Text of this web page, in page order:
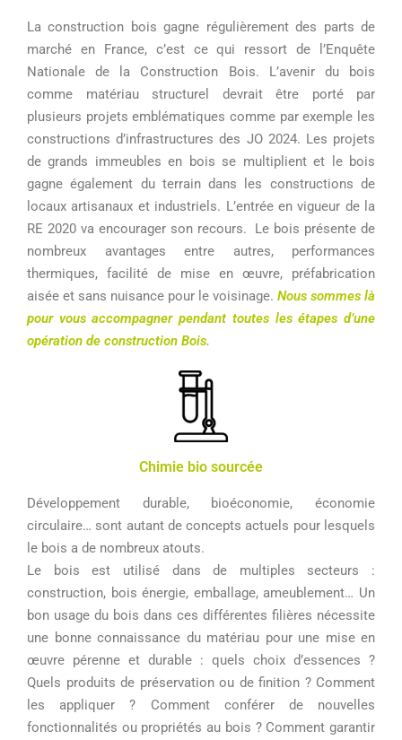
La construction bois gagne régulièrement des parts de
marché en France, c’est ce qui ressort de l’Enquête
Nationale de la Construction Bois. L’avenir du bois
comme matériau structurel devrait être porté par
plusieurs projets emblématiques comme par exemple les
constructions d’infrastructures des JO 2024. Les projets
de grands immeubles en bois se multiplient et le bois
gagne également du terrain dans les constructions de
locaux artisanaux et industriels. L’entrée en vigueur de la
RE 2020 va encourager son recours. Le bois présente de
nombreux avantages entre autres, performances
thermiques, facilité de mise en œuvre, préfabrication
aisée et sans nuisance pour le voisinage. Nous sommes là
pour vous accompagner pendant toutes les étapes d’une
opération de construction Bois.
Chimie bio sourcée
Développement durable, bioéconomie, économie
circulaire… sont autant de concepts actuels pour lesquels
le bois a de nombreux atouts.
Le bois est utilisé dans de multiples secteurs :
construction, bois énergie, emballage, ameublement… Un
bon usage du bois dans ces différentes filières nécessite
une bonne connaissance du matériau pour une mise en
œuvre pérenne et durable : quels choix d’essences ?
Quels produits de préservation ou de finition ? Comment
les appliquer ? Comment conférer de nouvelles
fonctionnalités ou propriétés au bois ? Comment garantir